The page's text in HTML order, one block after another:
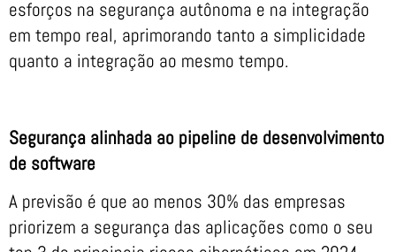
esforços na segurança autônoma e na integração
em tempo real, aprimorando tanto a simplicidade
quanto a integração ao mesmo tempo.
Segurança alinhada ao pipeline de desenvolvimento
de software
A previsão é que ao menos 30% das empresas
priorizem a segurança das aplicações como o seu